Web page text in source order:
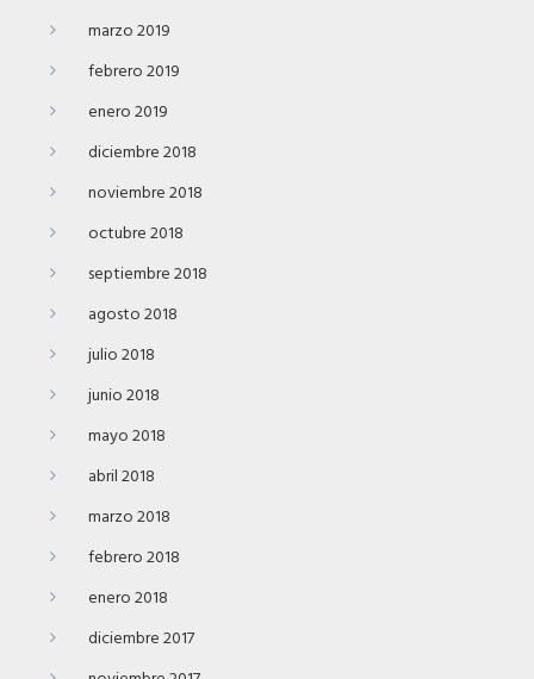
marzo 2019
febrero 2019
enero 2019
diciembre 2018
noviembre 2018
octubre 2018
septiembre 2018
agosto 2018
julio 2018
junio 2018
mayo 2018
abril 2018
marzo 2018
febrero 2018
enero 2018
diciembre 2017